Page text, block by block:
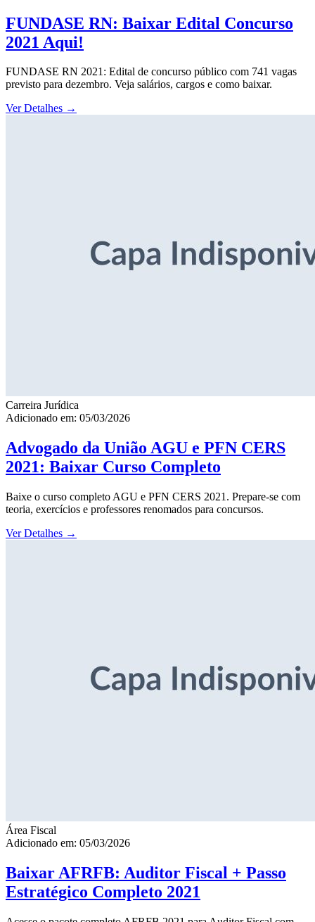
FUNDASE RN: Baixar Edital Concurso
2021 Aqui!
FUNDASE RN 2021: Edital de concurso público com 741 vagas
previsto para dezembro. Veja salários, cargos e como baixar.
Ver Detalhes →
Carreira Jurídica
Adicionado em: 05/03/2026
Advogado da União AGU e PFN CERS
2021: Baixar Curso Completo
Baixe o curso completo AGU e PFN CERS 2021. Prepare-se com
teoria, exercícios e professores renomados para concursos.
Ver Detalhes →
Área Fiscal
Adicionado em: 05/03/2026
Baixar AFRFB: Auditor Fiscal + Passo
Estratégico Completo 2021